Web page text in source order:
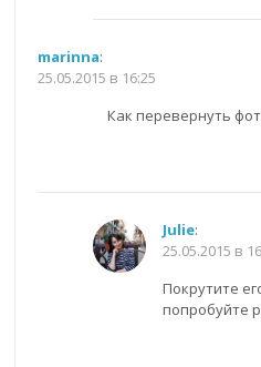
marinna:
25.05.2015 в 16:25
Как перевернуть
Julie:
25.05.2015 в
Покрутите
попробуйте